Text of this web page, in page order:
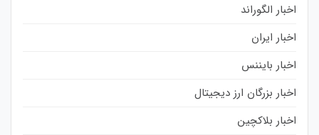
اخبار الگوراند
اخبار ایران
اخبار بایننس
اخبار بزرگان ارز دیجیتال
اخبار بلاکچین